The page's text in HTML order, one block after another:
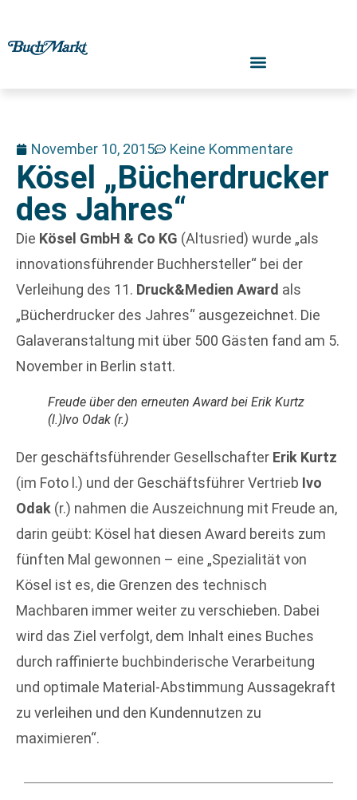
November 10, 2015 Keine Kommentare
Kösel „Bücherdrucker
des Jahres“
Die Kösel GmbH & Co KG (Altusried) wurde „als
innovationsführender Buchhersteller“ bei der
Verleihung des 11. Druck&Medien Award als
„Bücherdrucker des Jahres“ ausgezeichnet. Die
Galaveranstaltung mit über 500 Gästen fand am 5.
November in Berlin statt.
Freude über den erneuten Award bei Erik Kurtz
(l.)Ivo Odak (r.)
Der geschäftsführender Gesellschafter Erik Kurtz
(im Foto l.) und der Geschäftsführer Vertrieb Ivo
Odak (r.) nahmen die Auszeichnung mit Freude an,
darin geübt: Kösel hat diesen Award bereits zum
fünften Mal gewonnen – eine „Spezialität von
Kösel ist es, die Grenzen des technisch
Machbaren immer weiter zu verschieben. Dabei
wird das Ziel verfolgt, dem Inhalt eines Buches
durch raffinierte buchbinderische Verarbeitung
und optimale Material-Abstimmung Aussagekraft
zu verleihen und den Kundennutzen zu
maximieren“.